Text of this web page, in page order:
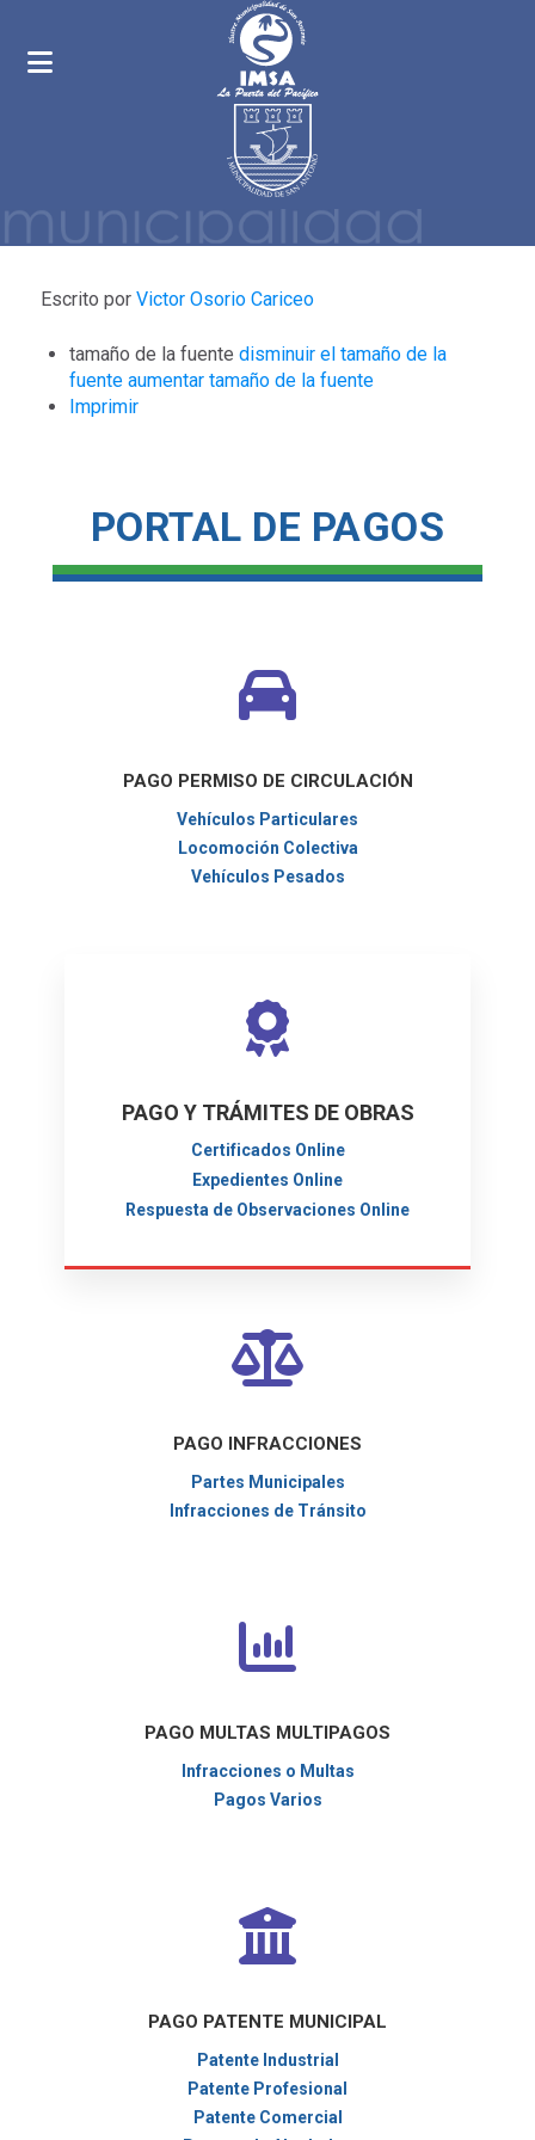
Escrito por Victor Osorio Cariceo
tamaño de la fuente disminuir el tamaño de la
fuente aumentar tamaño de la fuente
Imprimir
PORTAL DE PAGOS
PAGO PERMISO DE CIRCULACIÓN
Vehículos Particulares
Locomoción Colectiva
Vehículos Pesados
PAGO Y TRÁMITES DE OBRAS
Certificados Online
Expedientes Online
Respuesta de Observaciones Online
PAGO INFRACCIONES
Partes Municipales
Infracciones de Tránsito
PAGO MULTAS MULTIPAGOS
Infracciones o Multas
Pagos Varios
PAGO PATENTE MUNICIPAL
Patente Industrial
Patente Profesional
Patente Comercial